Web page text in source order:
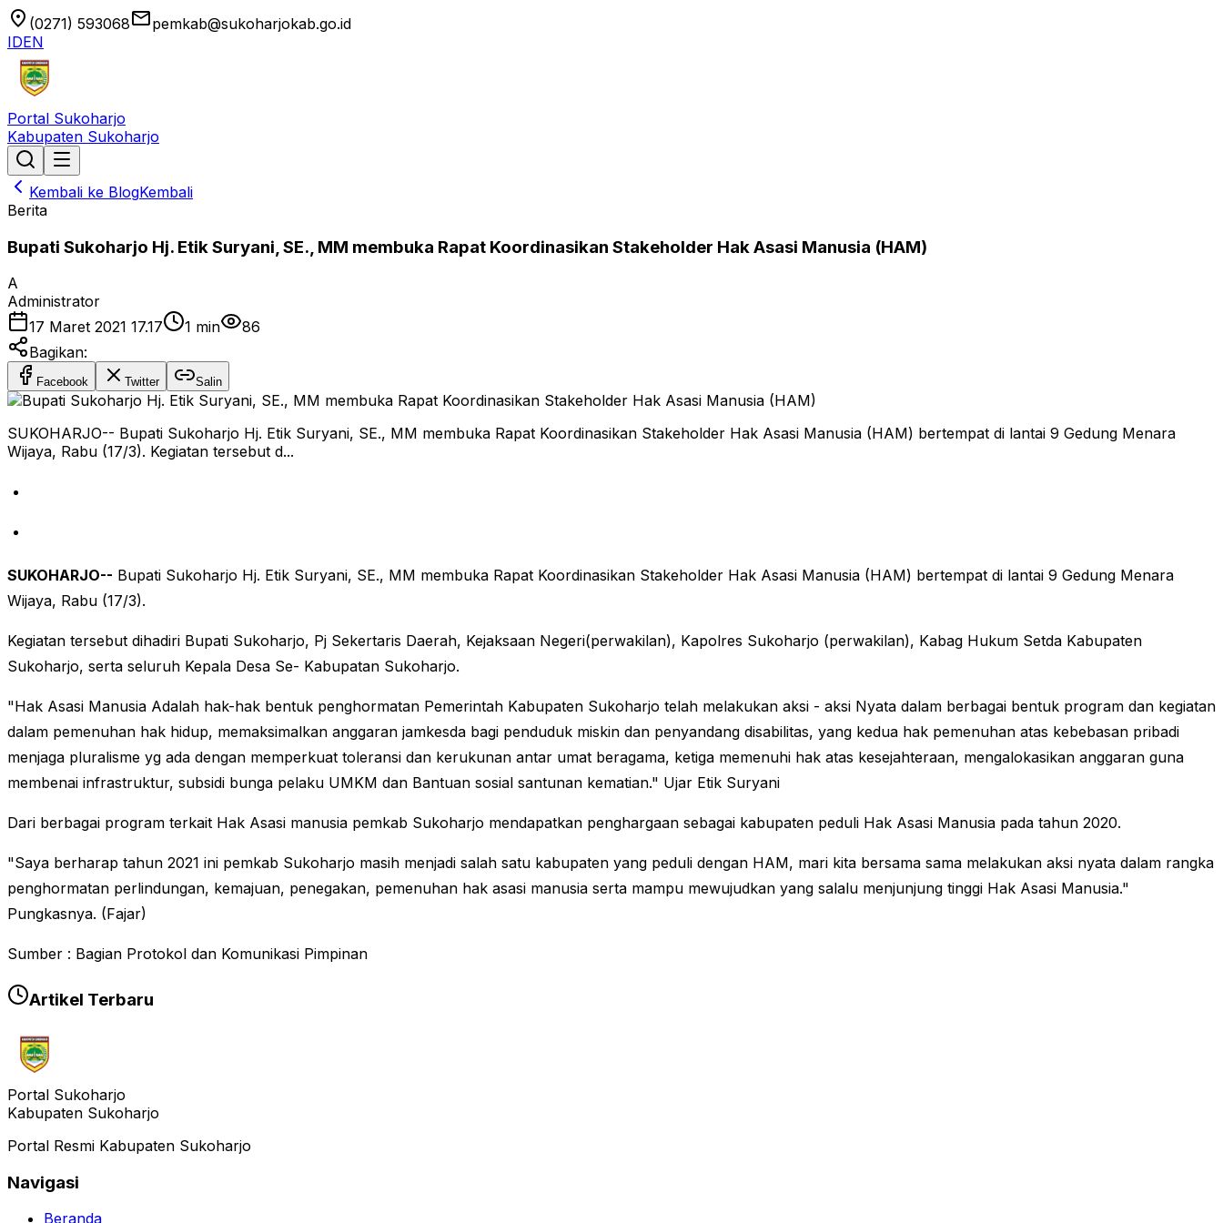
location_on (0271) 593068emailpemkab@sukoharjokab.go.id
IDEN
Portal Sukoharjo
Kabupaten Sukoharjo
Kembali ke BlogKembali
Berita
Bupati Sukoharjo Hj. Etik Suryani, SE., MM membuka Rapat Koordinasikan Stakeholder Hak Asasi Manusia (HAM)
A
Administrator
17 Maret 2021 17.17
1 min
86
Bagikan:
Facebook Twitter Salin
SUKOHARJO-- Bupati Sukoharjo Hj. Etik Suryani, SE., MM membuka Rapat Koordinasikan Stakeholder Hak Asasi Manusia (HAM) bertempat di lantai 9 Gedung Menara
Wijaya, Rabu (17/3). Kegiatan tersebut d...
SUKOHARJO-- Bupati Sukoharjo Hj. Etik Suryani, SE., MM membuka Rapat Koordinasikan Stakeholder Hak Asasi Manusia (HAM) bertempat di lantai 9 Gedung Menara
Wijaya, Rabu (17/3).
Kegiatan tersebut dihadiri Bupati Sukoharjo, Pj Sekertaris Daerah, Kejaksaan Negeri(perwakilan), Kapolres Sukoharjo (perwakilan), Kabag Hukum Setda Kabupaten
Sukoharjo, serta seluruh Kepala Desa Se- Kabupatan Sukoharjo.
"Hak Asasi Manusia Adalah hak-hak bentuk penghormatan Pemerintah Kabupaten Sukoharjo telah melakukan aksi - aksi Nyata dalam berbagai bentuk program dan kegiatan
dalam pemenuhan hak hidup, memaksimalkan anggaran jamkesda bagi penduduk miskin dan penyandang disabilitas, yang kedua hak pemenuhan atas kebebasan pribadi
menjaga pluralisme yg ada dengan memperkuat toleransi dan kerukunan antar umat beragama, ketiga memenuhi hak atas kesejahteraan, mengalokasikan anggaran guna
membenai infrastruktur, subsidi bunga pelaku UMKM dan Bantuan sosial santunan kematian." Ujar Etik Suryani
Dari berbagai program terkait Hak Asasi manusia pemkab Sukoharjo mendapatkan penghargaan sebagai kabupaten peduli Hak Asasi Manusia pada tahun 2020.
"Saya berharap tahun 2021 ini pemkab Sukoharjo masih menjadi salah satu kabupaten yang peduli dengan HAM, mari kita bersama sama melakukan aksi nyata dalam rangka
penghormatan perlindungan, kemajuan, penegakan, pemenuhan hak asasi manusia serta mampu mewujudkan yang salalu menjunjung tinggi Hak Asasi Manusia."
Pungkasnya. (Fajar)
Sumber : Bagian Protokol dan Komunikasi Pimpinan
Artikel Terbaru
Portal Sukoharjo
Kabupaten Sukoharjo
Portal Resmi Kabupaten Sukoharjo
Navigasi
Beranda